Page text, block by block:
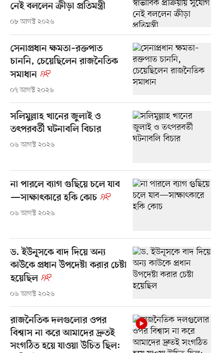
নেই বললেন ক্রীড়া প্রতিমন্ত্রী
০৮ আগস্ট ২০২৬
সেনাপ্রধান ক্ষমতা–রক্তপাত
চাননি, চেয়েছিলেন রাজনৈতিক
সমাধান
০৭ আগস্ট ২০২৬
সলিমুল্লাহ খানের জুলাই ও
তৎপরবর্তী ঘটনাবলি বিচার
০৬ আগস্ট ২০২৬
না পারলে ব্যাগ গুছিয়ে চলে যাব
—সাক্ষাৎকারে হকি কোচ
০৬ আগস্ট ২০২৬
ড. ইউনূসকে বাদ দিয়ে অন্য
কাউকে প্রধান উপদেষ্টা করার চেষ্টা
হয়েছিল
০৬ আগস্ট ২০২৬
রাজনৈতিক দলগুলোর ওপর
বিশ্বাস না করে আমাদের দ্রুতই
সংগঠিত হয়ে যাওয়া উচিত ছিল: